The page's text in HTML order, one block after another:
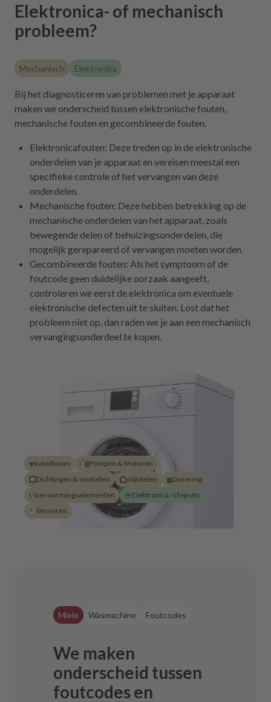
Elektronica- of mechanisch
probleem?
Mechanisch Elektronica
Bij het diagnosticeren van problemen met je apparaat
maken we onderscheid tussen elektronische fouten,
mechanische fouten en gecombineerde fouten.
Elektronicafouten: Deze treden op in de elektronische
onderdelen van je apparaat en vereisen meestal een
specifieke controle of het vervangen van deze
onderdelen.
Mechanische fouten: Deze hebben betrekking op de
mechanische onderdelen van het apparaat, zoals
bewegende delen of behuizingsonderdelen, die
mogelijk gerepareerd of vervangen moeten worden.
Gecombineerde fouten: Als het symptoom of de
foutcode geen duidelijke oorzaak aangeeft,
controleren we eerst de elektronica om eventuele
elektronische defecten uit te sluiten. Lost dat het
probleem niet op, dan raden we je aan een mechanisch
vervangingsonderdeel te kopen.
kabelboom
Pompen & Motoren
Dichtingen & ventielen
slijtdelen
Dosering
verwarmingselementen
Elektronica / chipsets
Sensoren
Miele Wasmachine Foutcodes
We maken
onderscheid tussen
foutcodes en